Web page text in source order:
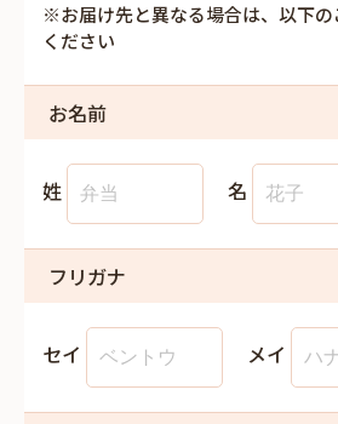
※お届け先と異なる場合は、以下
ください
お名前
姓 名
フリガナ
セイ メイ